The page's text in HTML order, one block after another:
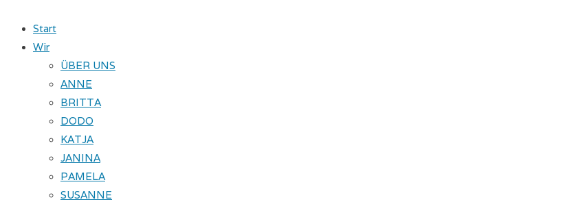
Start
Wir
ÜBER UNS
ANNE
BRITTA
DODO
KATJA
JANINA
PAMELA
SUSANNE